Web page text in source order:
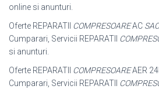
online si anunturi.
Oferte REPARATII COMPRESOAREAC
Cumparari, Servicii REPARATII
si anunturi.
Oferte REPARATII COMPRESOAREAER 24L
Cumparari, Servicii REPARATII